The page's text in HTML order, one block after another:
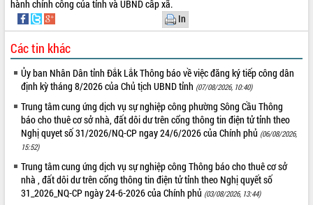
Thứ trưởng Bộ Nông nghiệp và Môi
trường Nguyễn Hoàng Hiệp khảo sát
vùng trồng và doanh nghiệp đóng gói
sầu riêng tại Đắk Lắk
Trình diễn nghệ thuật chế biến các
món ăn từ sầu riêng
Đắk Lắk công bố Quy hoạch và xúc
tiến đầu tư tỉnh
Ngành cá ngừ Đắk Lắk chủ động thích
ứng để giữ vững thị trường xuất khẩu
Diễn đàn Kinh tế tư nhân Việt Nam đột
phá cơ chế - Hợp tác công tư
hành chính công của tỉnh và UBND cấp xã.
In
Các tin khác
Ủy ban Nhân Dân tỉnh Đắk Lắk Thông báo về việc đăng ký tiếp công dân
định kỳ tháng 8/2026 của Chủ tịch UBND tỉnh (07/08/2026, 10:40)
Trung tâm cung ứng dịch vụ sự nghiệp công phường Sông Cầu Thông
báo cho thuê cơ sở nhà, đất dôi dư trên cổng thông tin điện tử tỉnh theo
Nghị quyet số 31/2026/NQ-CP ngay 24/6/2026 của Chính phủ (06/08/2026,
15:52)
Trung tâm cung ứng dịch vụ sự nghiệp công Thông báo cho thuê cơ sở
nhà , đất dôi dư trên cổng thông tin điện tử tỉnh theo Nghị quyết số
31_2026_NQ-CP ngày 24-6-2026 của Chính phủ (03/08/2026, 13:44)